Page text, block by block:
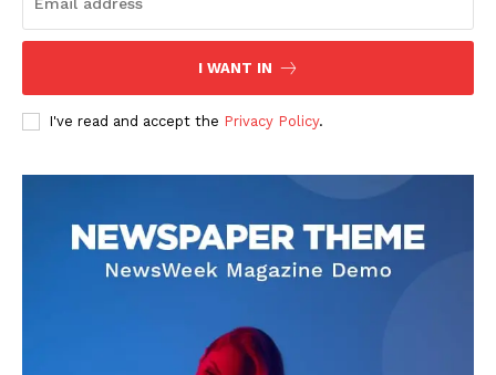
I WANT IN
I've read and accept the Privacy Policy.